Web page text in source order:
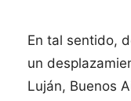
En tal sentido,
un
Luján, Buenos